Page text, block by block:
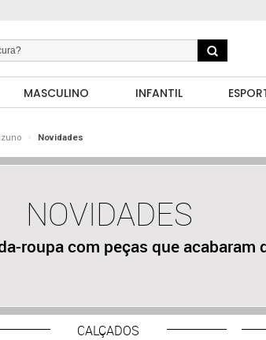
MASCULINO INFANTIL
Novidades
NOVIDADES
roupa com peças que acabaram
CALÇADOS